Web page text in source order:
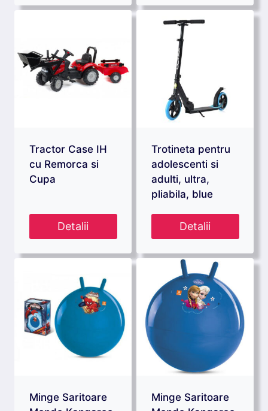
Tractor Case IH
cu Remorca si
Cupa
Detalii
Trotineta pentru
adolescenti si
adulti, ultra,
pliabila, blue
Detalii
Minge Saritoare
Minge Saritoare